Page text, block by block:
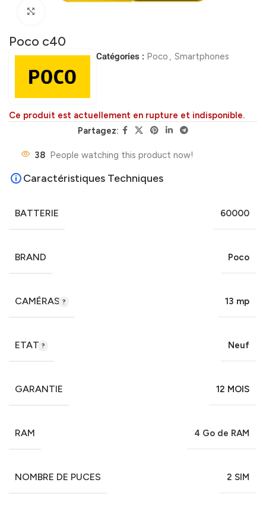
Poco c40
Catégories : Poco , Smartphones
Ce produit est actuellement en rupture et indisponible.
Partagez:
38 People watching this product now!
Caractéristiques Techniques
BATTERIE 60000
BRAND Poco
CAMÉRAS 13 mp
ETAT Neuf
GARANTIE 12 MOIS
RAM 4 Go de RAM
NOMBRE DE PUCES 2 SIM